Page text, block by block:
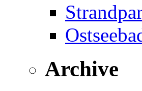
Archive